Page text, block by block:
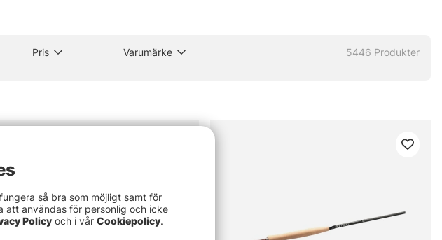
RIO, Loop, Guideline och Pool 12 finns med, eftersom de ofta levererar när det blir blött,
känna skillnaden mellan olika delar innan säsongen drar igång på allvar.
Pris Varumärke 5446 Produkter
så bra som möjligt samt för
att användas för personlig och icke
Policy och i vår Cookiepolicy.